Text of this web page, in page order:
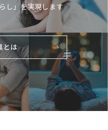
し」を実現します
とは